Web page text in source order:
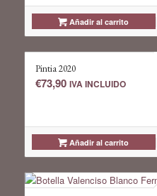
Añadir al carrito
Pintia 2020
€73,90 IVA INCLUIDO
Añadir al carrito